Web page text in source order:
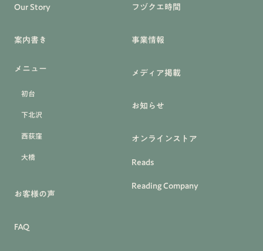
Our Story
案内書き
メニュー
初台
下北沢
西荻窪
大橋
お客様の声
FAQ
フヅクエ時間
事業情報
メディア掲載
お知らせ
オンラインストア
Reads
Reading Company